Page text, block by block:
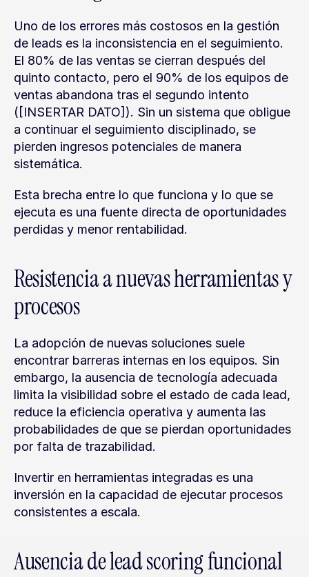
Uno de los errores más costosos en la gestión
de leads es la inconsistencia en el seguimiento.
El 80% de las ventas se cierran después del
quinto contacto, pero el 90% de los equipos de
ventas abandona tras el segundo intento
([INSERTAR DATO]). Sin un sistema que obligue
a continuar el seguimiento disciplinado, se
pierden ingresos potenciales de manera
sistemática.
Esta brecha entre lo que funciona y lo que se
ejecuta es una fuente directa de oportunidades
perdidas y menor rentabilidad.
Resistencia a nuevas herramientas y
procesos
La adopción de nuevas soluciones suele
encontrar barreras internas en los equipos. Sin
embargo, la ausencia de tecnología adecuada
limita la visibilidad sobre el estado de cada lead,
reduce la eficiencia operativa y aumenta las
probabilidades de que se pierdan oportunidades
por falta de trazabilidad.
Invertir en herramientas integradas es una
inversión en la capacidad de ejecutar procesos
consistentes a escala.
Ausencia de lead scoring funcional